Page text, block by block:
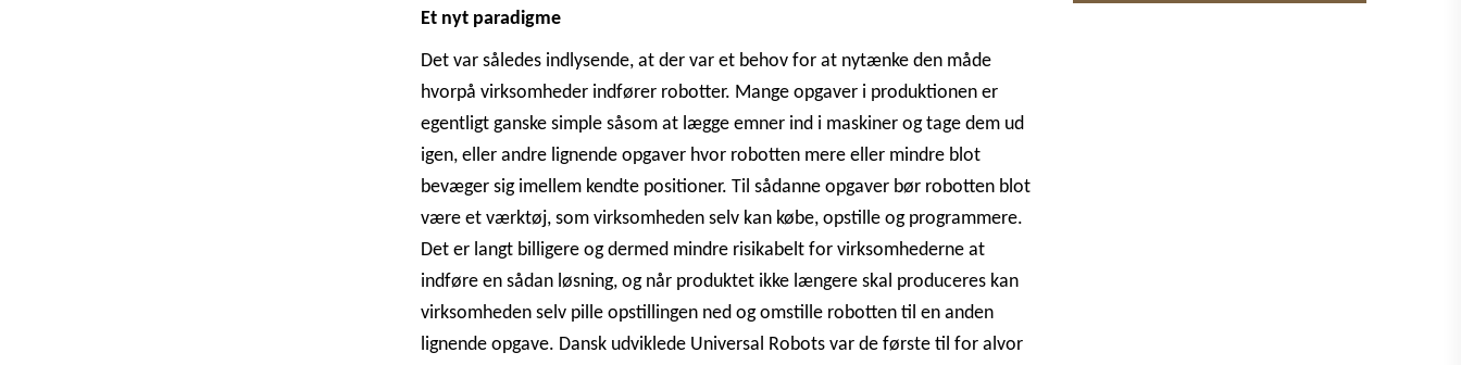
Et nyt paradigme
Det var således indlysende, at der var et behov for at nytænke den måde
hvorpå virksomheder indfører robotter. Mange opgaver i produktionen er
egentligt ganske simple såsom at lægge emner ind i maskiner og tage dem ud
igen, eller andre lignende opgaver hvor robotten mere eller mindre blot
bevæger sig imellem kendte positioner. Til sådanne opgaver bør robotten blot
være et værktøj, som virksomheden selv kan købe, opstille og programmere.
Det er langt billigere og dermed mindre risikabelt for virksomhederne at
indføre en sådan løsning, og når produktet ikke længere skal produceres kan
virksomheden selv pille opstillingen ned og omstille robotten til en anden
lignende opgave. Dansk udviklede Universal Robots var de første til for alvor